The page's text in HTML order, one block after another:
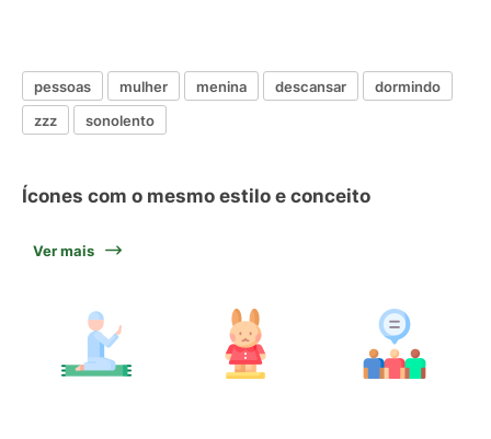
pessoas mulher menina descansar
dormindo
zzz
sonolento
Ícones com o mesmo estilo e conceito
Ver mais